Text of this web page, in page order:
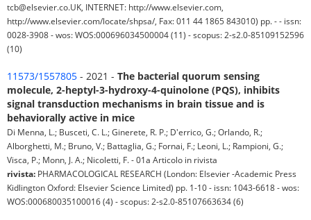
tcb@elsevier.co.UK, INTERNET: http://www.elsevier.com,
http://www.elsevier.com/locate/shpsa/, Fax: 011 44 1865 843010) pp. - - issn:
0028-3908 - wos: WOS:000696034500004 (11) - scopus: 2-s2.0-85109152596
(10)
11573/1557805 - 2021 - The bacterial quorum sensing
molecule, 2-heptyl-3-hydroxy-4-quinolone (PQS), inhibits
signal transduction mechanisms in brain tissue and is
behaviorally active in mice
Di Menna, L.; Busceti, C. L.; Ginerete, R. P.; D'errico, G.; Orlando, R.;
Alborghetti, M.; Bruno, V.; Battaglia, G.; Fornai, F.; Leoni, L.; Rampioni, G.;
Visca, P.; Monn, J. A.; Nicoletti, F. - 01a Articolo in rivista
rivista: PHARMACOLOGICAL RESEARCH (London: Elsevier -Academic Press
Kidlington Oxford: Elsevier Science Limited) pp. 1-10 - issn: 1043-6618 - wos:
WOS:000680035100016 (4) - scopus: 2-s2.0-85107663634 (6)